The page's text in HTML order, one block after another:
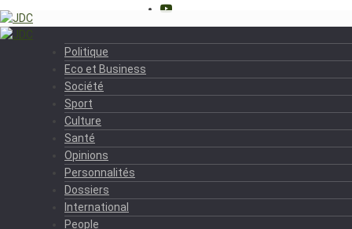
Politique
Eco et Business
Société
Sport
Culture
Santé
Opinions
Personnalités
Dossiers
International
People